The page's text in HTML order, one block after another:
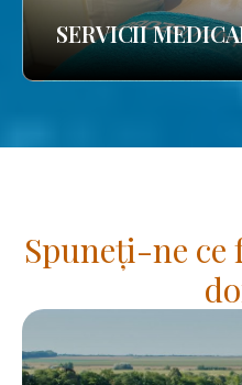
SERVICII
Spuneți-ne ce